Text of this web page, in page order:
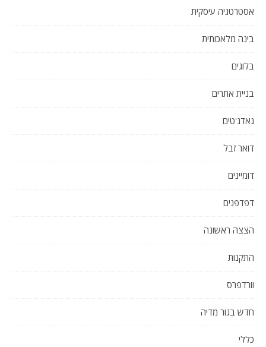
אסטרטגיה עיסקית
בינה מלאכותית
בלוגים
בניית אתרים
גאדג'טים
דואר זבל
דומיינים
דפדפנים
הצצה ראשונה
התקנות
וורדפרס
חדש בגור מדיה
כללי